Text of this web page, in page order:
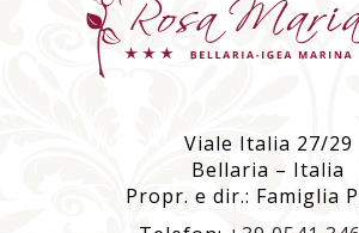
Viale Italia 27/29
Bellaria – Italia
Propr. e dir.: Famiglia